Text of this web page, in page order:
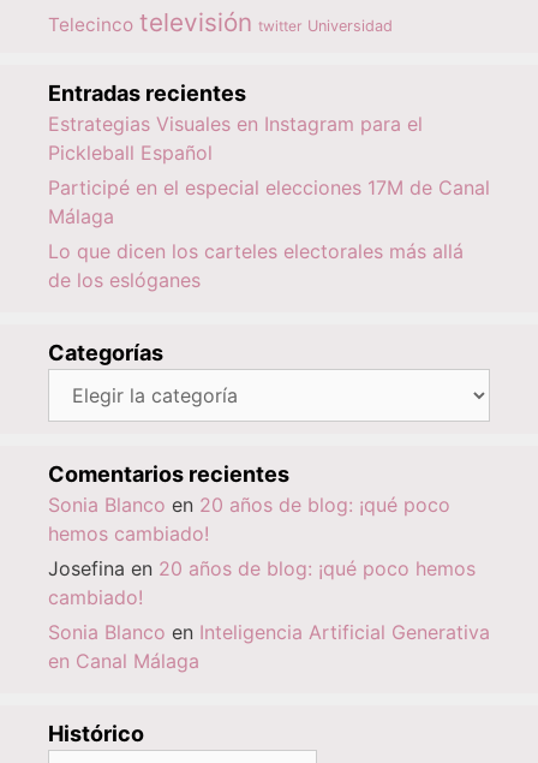
Telecinco televisión twitter Universidad
Entradas recientes
Estrategias Visuales en Instagram para el
Pickleball Español
Participé en el especial elecciones 17M de Canal
Málaga
Lo que dicen los carteles electorales más allá
de los eslóganes
Categorías
Categorías
Comentarios recientes
Sonia Blanco en 20 años de blog: ¡qué poco
hemos cambiado!
Josefina en 20 años de blog: ¡qué poco hemos
cambiado!
Sonia Blanco en Inteligencia Artificial Generativa
en Canal Málaga
Histórico